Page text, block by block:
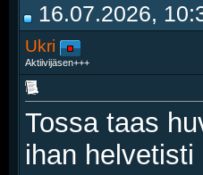
16.07.2026,
Ukri
Aktiivijäsen+++
Tossa taas
ihan